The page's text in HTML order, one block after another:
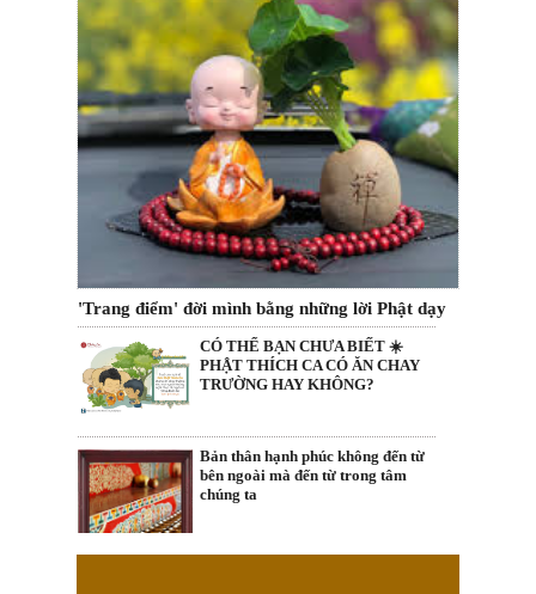
'Trang điểm' đời mình bằng những lời Phật dạy
CÓ THỂ BẠN CHƯA BIẾT ☀️
PHẬT THÍCH CA CÓ ĂN CHAY
TRƯỜNG HAY KHÔNG?
Bản thân hạnh phúc không đến từ
bên ngoài mà đến từ trong tâm
chúng ta